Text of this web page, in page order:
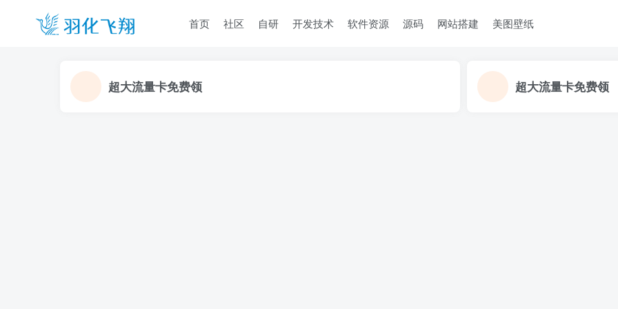
首页 社区 自研 开发技术 软件资源 源码 网站搭建 美图壁纸
超大流量卡免费领 超大流量卡免费领